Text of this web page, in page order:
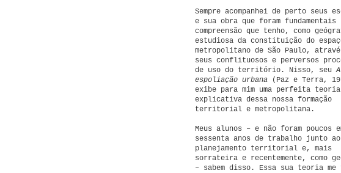
Sempre acompanhei de perto seus
e sua obra que foram fundamentais
compreensão que tenho, como
estudiosa da constituição do
metropolitano de São Paulo,
seus conflituosos e perversos
de uso do território. Nisso, seuA
espoliação urbana
(Paz e Terra,
exibe para mim uma perfeita teoria
explicativa dessa nossa formação
territorial e metropolitana.
Meus alunos – e não foram poucos
sessenta anos de trabalho junto ao
planejamento territorial e, mais
sorrateira e recentemente, como
– sabem disso. Essa sua teoria me